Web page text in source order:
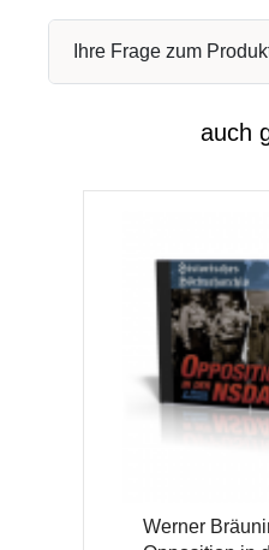
Ihre Frage zum
auch
Werner